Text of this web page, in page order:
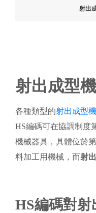
射出
射出成型
各種類型的射出成型機
HS編碼可在協調制度
機械器具，具體位於
料加工用機械，而射
HS編碼對